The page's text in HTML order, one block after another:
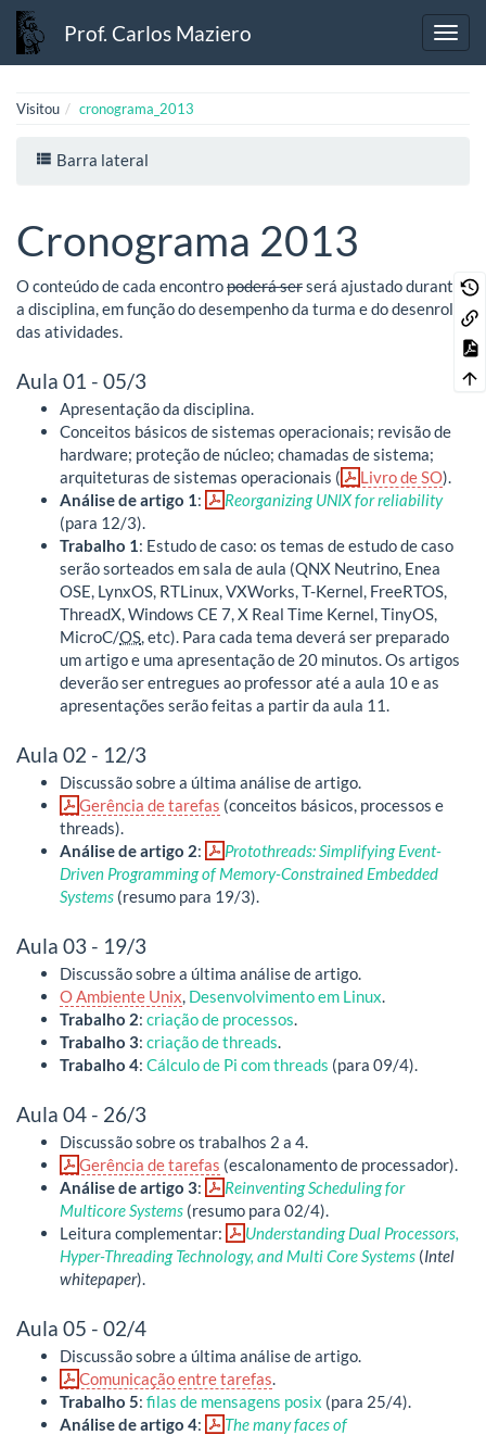
Prof. Carlos Maziero
Visitou cronograma_2013
Barra lateral
Cronograma 2013
O conteúdo de cada encontropoderá serserá ajustado durante
a disciplina, em função do desempenho da turma e do desenrolar
das atividades.
Aula 01 - 05/3
Apresentação da disciplina.
Conceitos básicos de sistemas operacionais; revisão de
hardware; proteção de núcleo; chamadas de sistema;
arquiteturas de sistemas operacionais (
Livro de SO).
Análise de artigo 1:
Reorganizing UNIX for reliability
(para 12/3).
Trabalho 1: Estudo de caso: os temas de estudo de caso
serão sorteados em sala de aula (QNX Neutrino, Enea
OSE, LynxOS, RTLinux, VXWorks, T-Kernel, FreeRTOS,
ThreadX, Windows CE 7, X Real Time Kernel, TinyOS,
MicroC/OS, etc). Para cada tema deverá ser preparado
um artigo e uma apresentação de 20 minutos. Os artigos
deverão ser entregues ao professor até a aula 10 e as
apresentações serão feitas a partir da aula 11.
Aula 02 - 12/3
Discussão sobre a última análise de artigo.
Gerência de tarefas (conceitos básicos, processos e
threads).
Análise de artigo 2:
Protothreads: Simplifying Event-
Driven Programming of Memory-Constrained Embedded
Systems (resumo para 19/3).
Aula 03 - 19/3
Discussão sobre a última análise de artigo.
O Ambiente Unix, Desenvolvimento em Linux.
Trabalho 2: criação de processos.
Trabalho 3: criação de threads.
Trabalho 4: Cálculo de Pi com threads (para 09/4).
Aula 04 - 26/3
Discussão sobre os trabalhos 2 a 4.
Gerência de tarefas (escalonamento de processador).
Análise de artigo 3:
Reinventing Scheduling for
Multicore Systems (resumo para 02/4).
Leitura complementar:
Understanding Dual Processors,
Hyper-Threading Technology, and Multi Core Systems (Intel
whitepaper).
Aula 05 - 02/4
Discussão sobre a última análise de artigo.
Comunicação entre tarefas.
Trabalho 5: filas de mensagens posix (para 25/4).
Análise de artigo 4:
The many faces of